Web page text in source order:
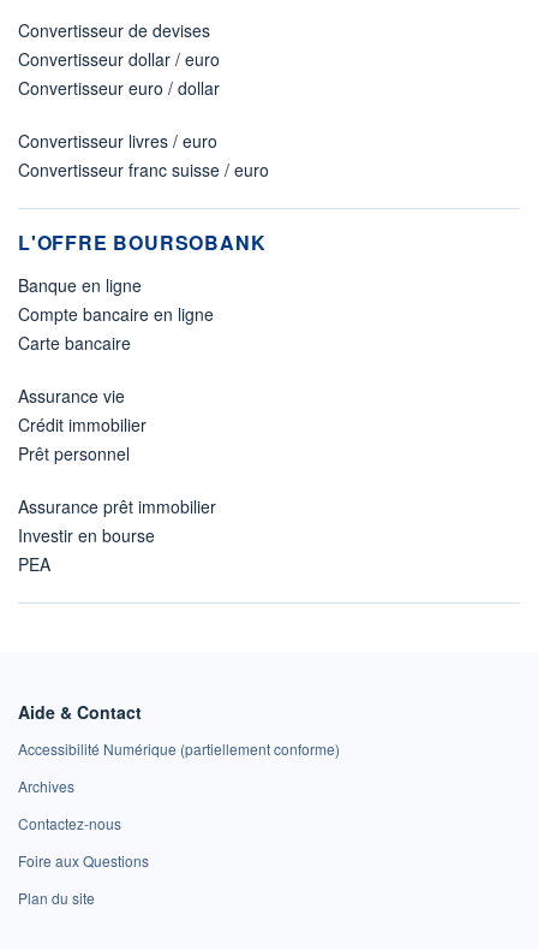
Convertisseur de devises
Convertisseur dollar / euro
Convertisseur euro / dollar
Convertisseur livres / euro
Convertisseur franc suisse / euro
L'OFFRE BOURSOBANK
Banque en ligne
Compte bancaire en ligne
Carte bancaire
Assurance vie
Crédit immobilier
Prêt personnel
Assurance prêt immobilier
Investir en bourse
PEA
Aide & Contact
Accessibilité Numérique (partiellement conforme)
Archives
Contactez-nous
Foire aux Questions
Plan du site